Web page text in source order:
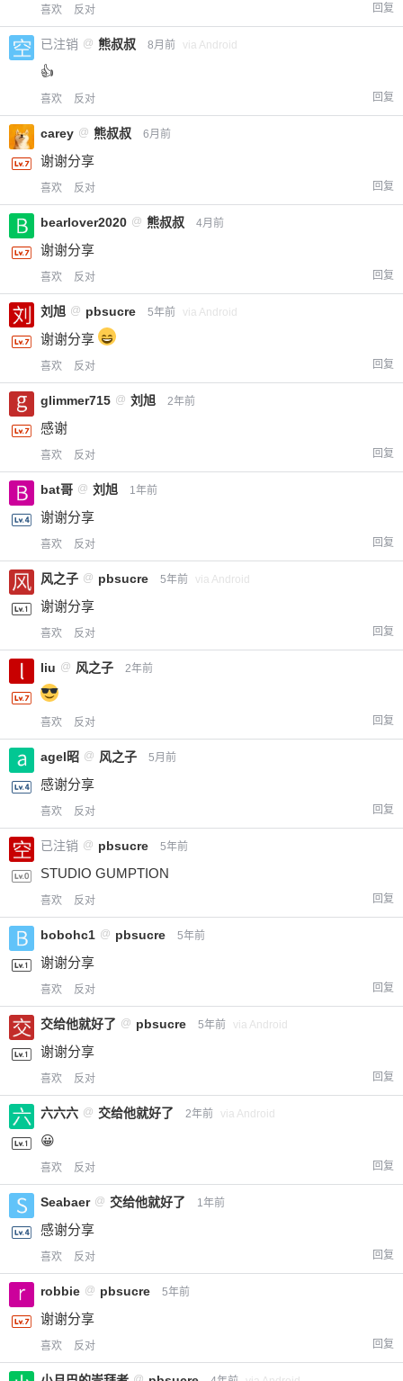
20 元
喜欢 反对 回复
已注销 @ 熊叔叔 8月前 via Android
👍
喜欢 反对 回复
carey @ 熊叔叔 6月前
谢谢分享
喜欢 反对 回复
bearlover2020 @ 熊叔叔 4月前
谢谢分享
喜欢 反对 回复
刘旭 @ pbsucre 5年前 via Android
谢谢分享
喜欢 反对 回复
glimmer715 @ 刘旭 2年前
感谢
喜欢 反对 回复
bat哥 @ 刘旭 1年前
谢谢分享
喜欢 反对 回复
风之子 @ pbsucre 5年前 via Android
谢谢分享
喜欢 反对 回复
liu @ 风之子 2年前
喜欢 反对 回复
agel昭 @ 风之子 5月前
感谢分享
喜欢 反对 回复
已注销 @ pbsucre 5年前
STUDIO GUMPTION
喜欢 反对 回复
bobohc1 @ pbsucre 5年前
谢谢分享
喜欢 反对 回复
交给他就好了 @ pbsucre 5年前 via Android
谢谢分享
喜欢 反对 回复
六六六 @ 交给他就好了 2年前 via Android
😀
喜欢 反对 回复
Seabaer @ 交给他就好了 1年前
感谢分享
喜欢 反对 回复
robbie @ pbsucre 5年前
谢谢分享
喜欢 反对 回复